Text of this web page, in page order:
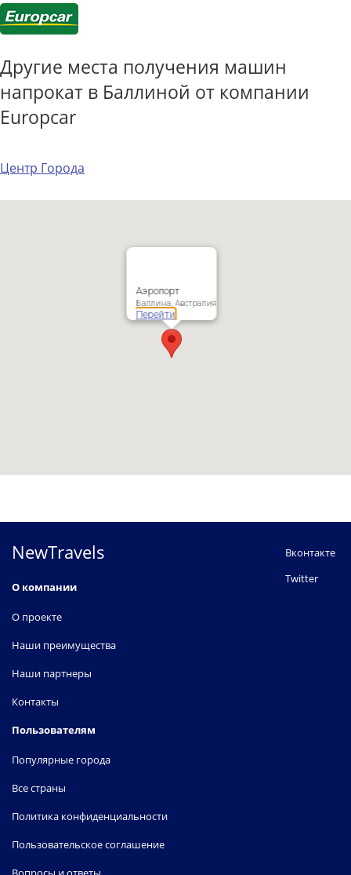
Другие места получения машин
напрокат в Баллиной от компании
Europcar
Центр Города
Аэропорт
Баллина, Австралия
Перейти
NewTravels
О компании
О проекте
Наши преимущества
Наши партнеры
Контакты
Пользователям
Популярные города
Все страны
Политика конфиденциальности
Пользовательское соглашение
Вконтакте
Twitter